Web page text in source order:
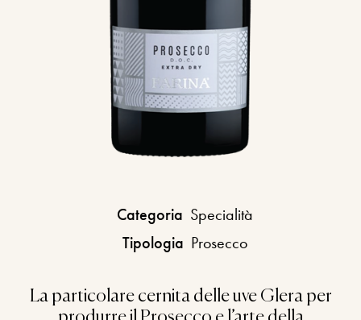
Categoria Specialità
Tipologia Prosecco
La particolare cernita delle uve Glera per